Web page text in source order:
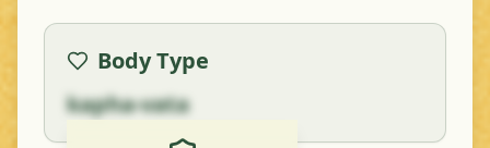
Body Type
kapha-vata